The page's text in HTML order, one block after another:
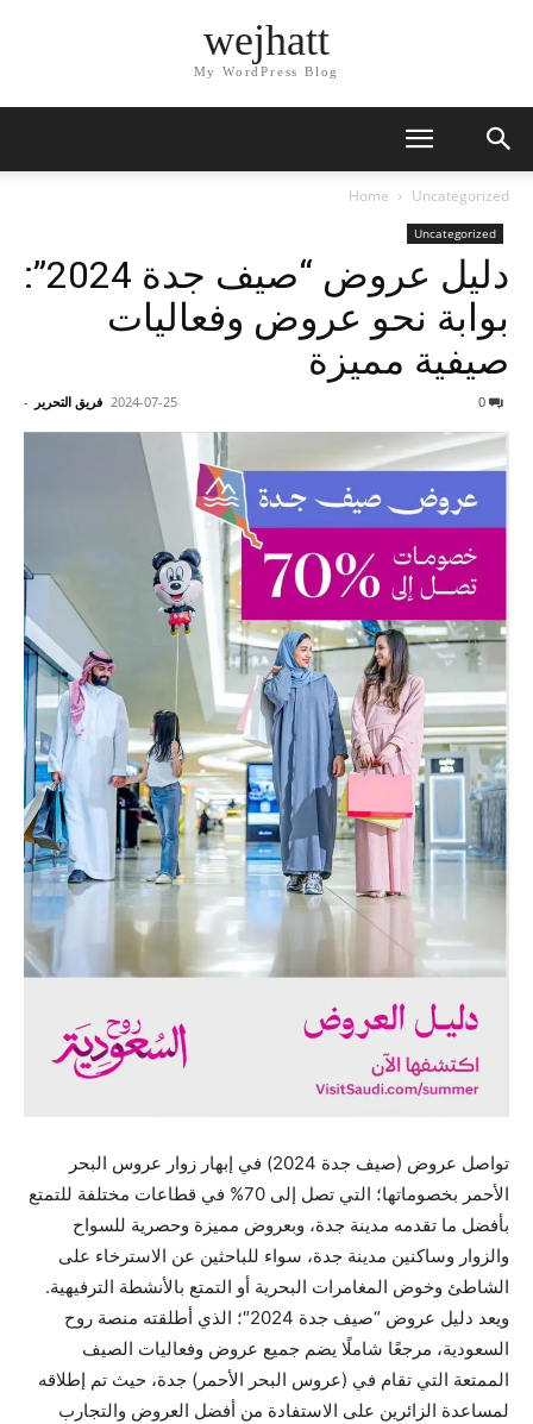
wejhatt
My WordPress Blog
Home Uncategorized
Uncategorized
دليل عروض “صيف جدة 2024”:
بوابة نحو عروض وفعاليات
صيفية مميزة
فريق التحرير - 2024-07-25
تواصل عروض (صيف جدة 2024) في إبهار زوار عروس البحر
الأحمر بخصوماتها؛ التي تصل إلى 70% في قطاعات مختلفة للتمتع
بأفضل ما تقدمه مدينة جدة، وبعروض مميزة وحصرية للسواح
والزوار وساكنين مدينة جدة، سواء للباحثين عن الاسترخاء على
الشاطئ وخوض المغامرات البحرية أو التمتع بالأنشطة الترفيهية.
ويعد دليل عروض “صيف جدة 2024″؛ الذي أطلقته منصة روح
السعودية، مرجعًا شاملًا يضم جميع عروض وفعاليات الصيف
الممتعة التي تقام في (عروس البحر الأحمر) جدة، حيث تم إطلاقه
لمساعدة الزائرين على الاستفادة من أفضل العروض والتجارب